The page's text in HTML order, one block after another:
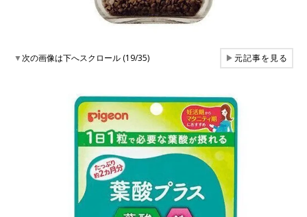
▼次の画像は下へスクロール (19/35) ▶元記事を見る